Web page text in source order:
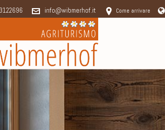
info@wibmerhof.it Come arrivare